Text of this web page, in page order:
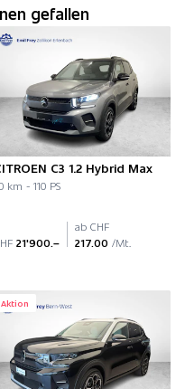
gefallen
C3 1.2 Hybrid Max
km - 110 PS
21'900.–
ab CHF
217.00 /Mt.
Aktion